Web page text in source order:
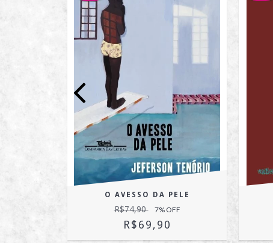
O AVESSO DA PELE
R$74,90 7% OFF
R$69,90